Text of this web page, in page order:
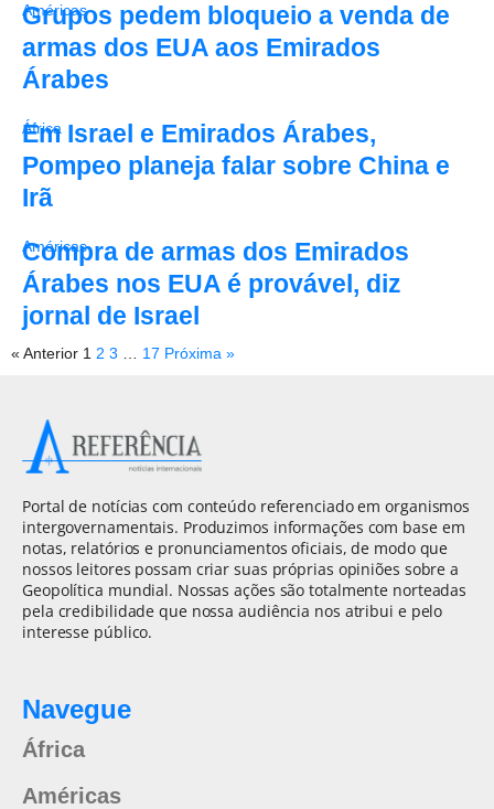
Grupos pedem bloqueio a venda de
armas dos EUA aos Emirados
Árabes
Américas
Em Israel e Emirados Árabes,
Pompeo planeja falar sobre China e
Irã
África
Compra de armas dos Emirados
Árabes nos EUA é provável, diz
jornal de Israel
Américas
« Anterior 1 2 3 … 17 Próxima »
Portal de notícias com conteúdo referenciado em organismos
intergovernamentais. Produzimos informações com base em
notas, relatórios e pronunciamentos oficiais, de modo que
nossos leitores possam criar suas próprias opiniões sobre a
Geopolítica mundial. Nossas ações são totalmente norteadas
pela credibilidade que nossa audiência nos atribui e pelo
interesse público.
Navegue
África
Américas